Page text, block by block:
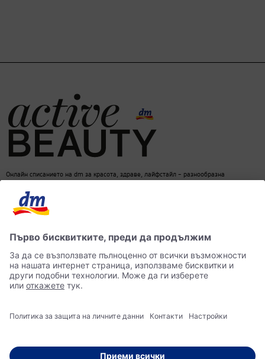
Онлайн списанието на dm за красота, здраве, лайфстайл – разнообразна
dm онлайн магазин Контакти Лични данни
достъпност
© 2026 dm България ЕООД Моят магазин за козметика, парфюмерия, бебешки